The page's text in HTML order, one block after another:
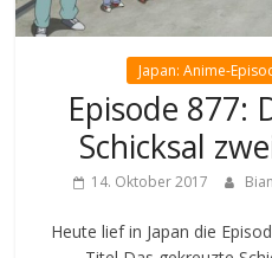
Japan: Anime-
Episode 877:
Schicksal
14. Oktober 2017
Heute lief in Japan die